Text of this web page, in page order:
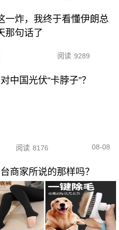
一炸，我终于看懂伊朗总
那句话了
阅读 9289
中国光伏“卡脖子”？
阅读 8176 08-08
商家所说的那样吗？